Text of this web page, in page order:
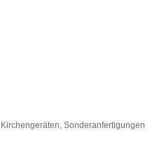
Sonderanfertigungen